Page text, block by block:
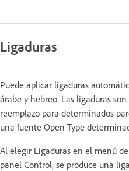
Ligaduras
Puede aplicar ligaduras
árabe y hebreo. Las ligaduras
reemplazo para determinados
una fuente Open Type
Al elegir Ligaduras en el menú
panel Control, se produce una